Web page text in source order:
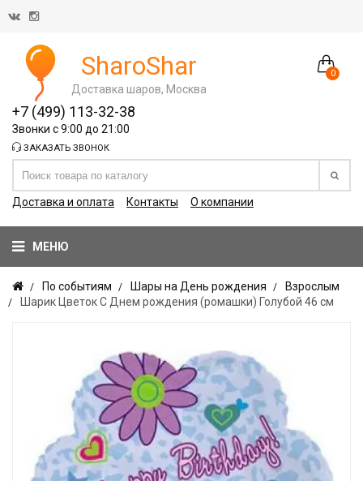
0
SharoShar
Доставка шаров, Москва
+7 (499) 113-32-38
Звонки с 9:00 до 21:00
ЗАКАЗАТЬ ЗВОНОК
Доставка и оплата Контакты О компании
МЕНЮ
По событиям Шары на День рождения
Взрослым
Шарик Цветок С Днем рождения (ромашки) Голубой 46 см